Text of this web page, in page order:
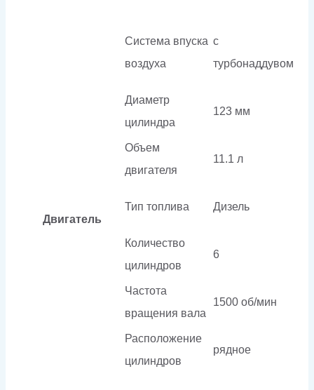
Двигатель
Система впуска
воздуха
с
турбонаддувом
Диаметр
цилиндра
123 мм
Объем
двигателя
11.1 л
Тип топлива Дизель
Количество
цилиндров
6
Частота
вращения вала
1500 об/мин
Расположение
цилиндров
рядное